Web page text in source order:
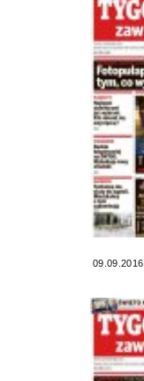
09.09.2016